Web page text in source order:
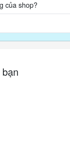
của shop?